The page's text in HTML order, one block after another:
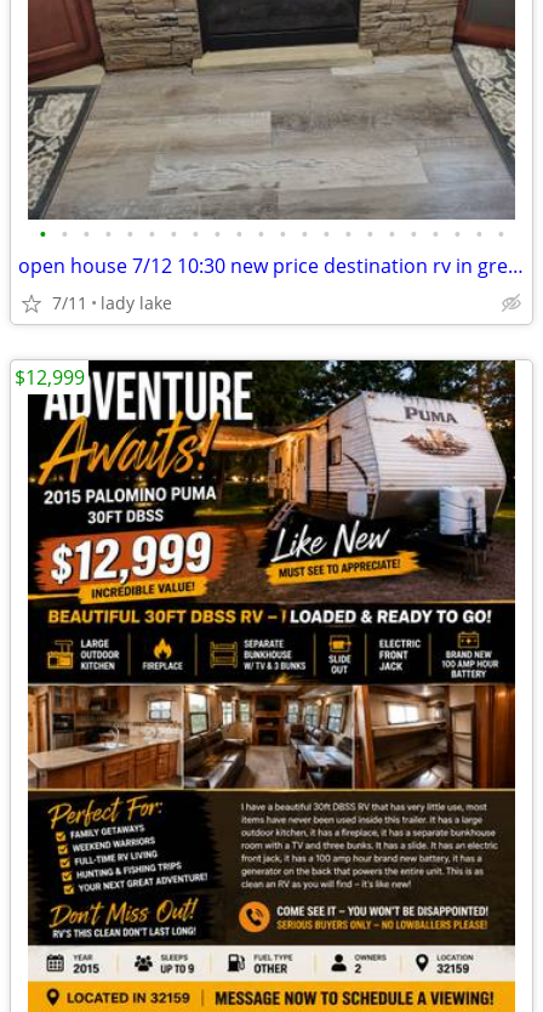
• • • • • • • • • • • • • • • • • • • • • •
open house 7/12 10:30 new price destination rv in great rv resort
7/11 lady lake
$12,999